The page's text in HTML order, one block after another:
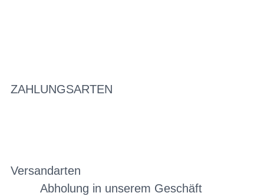
ZAHLUNGSARTEN
Versandarten
Abholung in unserem Geschäft